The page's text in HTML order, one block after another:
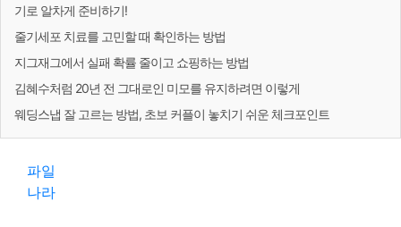
기로 알차게 준비하기!
줄기세포 치료를 고민할 때 확인하는 방법
지그재그에서 실패 확률 줄이고 쇼핑하는 방법
김혜수처럼 20년 전 그대로인 미모를 유지하려면 이렇게
웨딩스냅 잘 고르는 방법, 초보 커플이 놓치기 쉬운 체크포인트
파일
나라